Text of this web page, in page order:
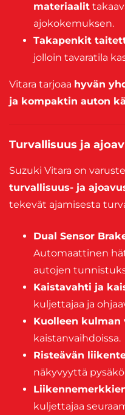
materiaalit
ajokokemuksen.
Takapenkit
jolloin tavaratila
Vitara tarjoaa hyvän
ja kompaktin auton
Turvallisuus ja
Suzuki Vitara on
turvallisuus- ja
tekevät ajamisesta
Dual Sensor
Automaattinen
autojen
Kaistavahti ja
kuljettajaa ja
Kuolleen kulman
kaistanvaihdoissa.
Risteävän
näkyvyyttä
kuljettajaa